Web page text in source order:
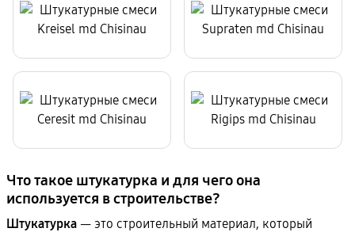
Что такое штукатурка и для чего она
используется в строительстве?
Штукатурка — это строительный материал, который